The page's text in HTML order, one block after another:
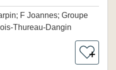
F Joannes; Groupe
Thureau-Dangin
＋